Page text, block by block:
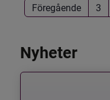
Föregående 3
Nyheter